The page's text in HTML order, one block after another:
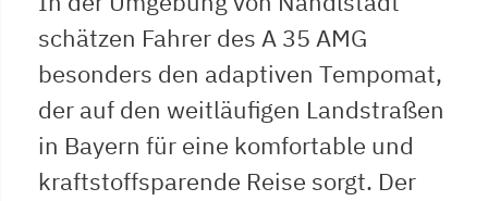
schätzen Fahrer des A 35 AMG
besonders den adaptiven Tempomat,
der auf den weitläufigen Landstraßen
in Bayern für eine komfortable und
kraftstoffsparende Reise sorgt. Der